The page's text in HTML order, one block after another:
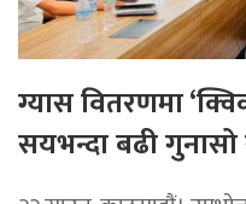
ग्यास वितरणमा
सयभन्दा बढी